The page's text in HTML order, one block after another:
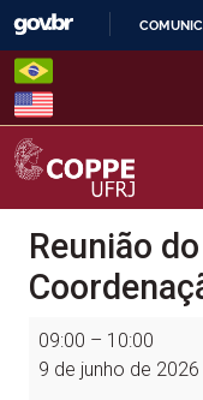
Skip
content
COPPE – UFRJ
Reunião
Reunião
do
Conselho
09:00 – 10:00
9 de junho de 2026